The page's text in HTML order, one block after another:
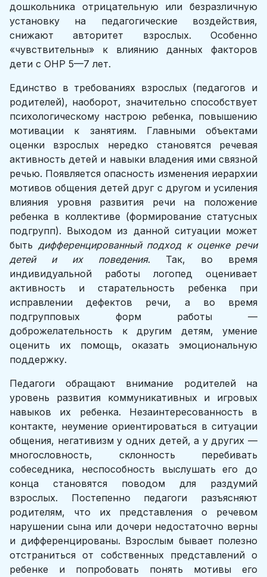
дошкольника отрицательную или безразличную
установку на педагогические воздействия,
снижают авторитет взрослых. Особенно
«чувствительны» к влиянию данных факторов
дети с ОНР 5—7 лет.
Единство в требованиях взрослых (педагогов и
родителей), наоборот, значительно способствует
психологическому настрою ребенка, повышению
мотивации к занятиям. Главными объектами
оценки взрослых нередко становятся речевая
активность детей и навыки владения ими связной
речью. Появляется опасность изменения иерархии
мотивов общения детей друг с другом и усиления
влияния уровня развития речи на положение
ребенка в коллективе (формирование статусных
подгрупп). Выходом из данной ситуации может
быть дифференцированный подход к оценке речи
детей и их поведения. Так, во время
индивидуальной работы логопед оценивает
активность и старательность ребенка при
исправлении дефектов речи, а во время
подгрупповых форм работы —
доброжелательность к другим детям, умение
оценить их помощь, оказать эмоциональную
поддержку.
Педагоги обращают внимание родителей на
уровень развития коммуникативных и игровых
навыков их ребенка. Незаинтересованность в
контакте, неумение ориентироваться в ситуации
общения, негативизм у одних детей, а у других —
многословность, склонность перебивать
собеседника, неспособность выслушать его до
конца становятся поводом для раздумий
взрослых. Постепенно педагоги разъясняют
родителям, что их представления о речевом
нарушении сына или дочери недостаточно верны
и дифференцированы. Взрослым бывает полезно
отстраниться от собственных представлений о
ребенке и попробовать понять мотивы его